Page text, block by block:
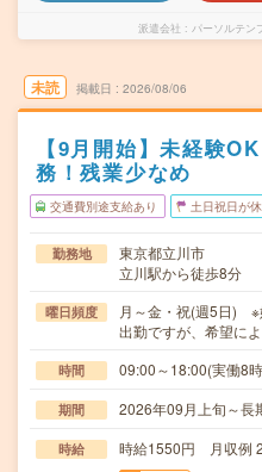
派遣会社 パーソルテン
未読 掲載日 2026/08/06
【9月開始】未経験
務！残業少なめ
交通費別途支給あり 土日祝日が
勤務地
東京都立川市
立川駅から徒歩8分
曜日頻度
月～金・祝(週5日)
出勤ですが、希望に
時間 09:00～18:00(実働8
期間 2026年09月上旬～
時給 時給1550円 月収例